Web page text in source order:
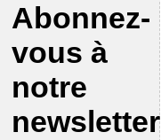
Abonnez-
vous à
notre
newsletter